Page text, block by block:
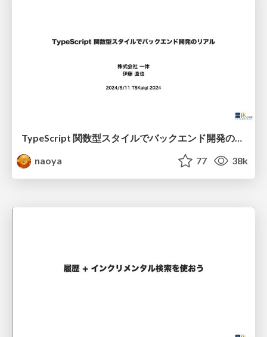
TypeScript 関数型スタイルでバックエンド開発のリアル
naoya
77 38k